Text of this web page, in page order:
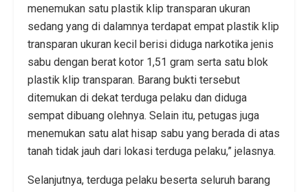
menemukan satu plastik klip transparan ukuran
sedang yang di dalamnya terdapat empat plastik klip
transparan ukuran kecil berisi diduga narkotika jenis
sabu dengan berat kotor 1,51 gram serta satu blok
plastik klip transparan. Barang bukti tersebut
ditemukan di dekat terduga pelaku dan diduga
sempat dibuang olehnya. Selain itu, petugas juga
menemukan satu alat hisap sabu yang berada di atas
tanah tidak jauh dari lokasi terduga pelaku,” jelasnya.
Selanjutnya, terduga pelaku beserta seluruh barang